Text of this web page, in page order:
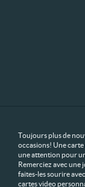
Toujours plus de
occasions! Une
une attention pour
Remerciez avec une
faites-les sourire
cartes video